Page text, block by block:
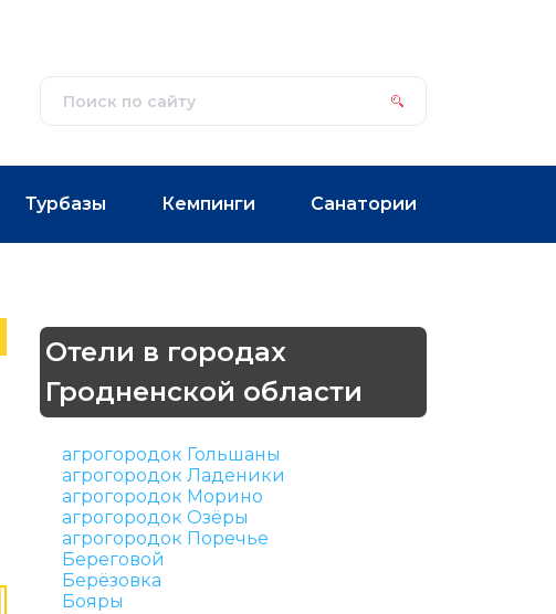
Турбазы Кемпинги Санатории
Отели в городах
Гродненской области
агрогородок Гольшаны
агрогородок Ладеники
агрогородок Морино
агрогородок Озёры
агрогородок Поречье
Береговой
Берёзовка
Бояры